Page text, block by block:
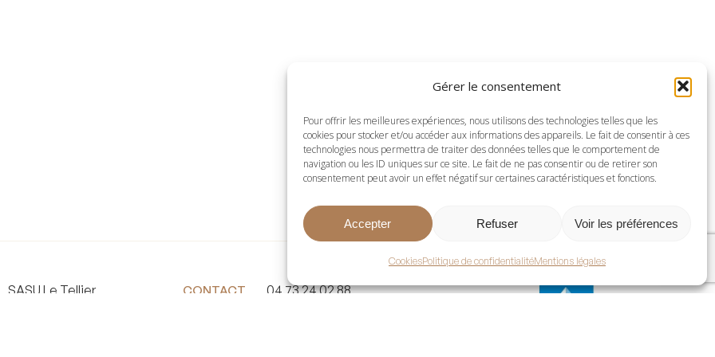
Gérer le consentement
Pour offrir les meilleures expériences, nous utilisons des technologies telles que les
cookies pour stocker et/ou accéder aux informations des appareils. Le fait de consentir à ces
technologies nous permettra de traiter des données telles que le comportement de
navigation ou les ID uniques sur ce site. Le fait de ne pas consentir ou de retirer son
consentement peut avoir un effet négatif sur certaines caractéristiques et fonctions.
Accepter Refuser Voir les préférences
CookiesPolitique de confidentialitéMentions légales
SASU Le Tellier
CONTACT
04 73 24 02 88